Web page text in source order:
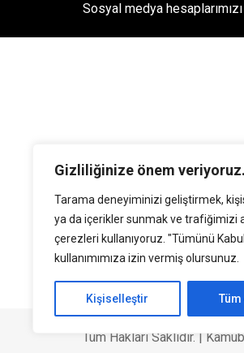
Gizliliğinize önem veriyoruz.
Tarama deneyiminizi geliştirmek,
ya da içerikler sunmak ve trafiğimizi
çerezleri kullanıyoruz. "Tümünü
kullanımımıza izin vermiş olursunuz.
Kişiselleştir
Sosyal medya
Tüm Hakları Saklıdır. |